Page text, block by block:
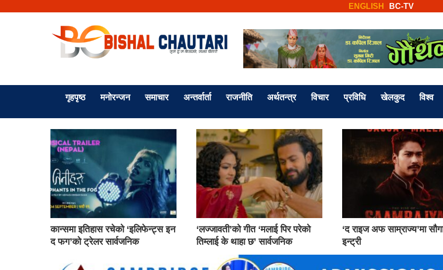
BC-TV
ENGLISH
गृहपृष्ठ मनोरन्जन समाचार अन्तर्वार्ता राजनीति अर्थतन्त्र विचार प्रविधि खेलकुद विश्व
कान्समा इतिहास रचेको ‘इलिफेन्ट्स इन
द फग’को ट्रेलर सार्वजनिक
‘लज्जावती’को गीत ‘मलाई पिर परेको
तिम्लाई के थाहा छ’ सार्वजनिक
‘द राइज अफ साम्राज्य’मा
इन्ट्री